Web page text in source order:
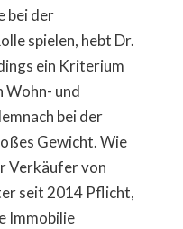
bei der
spielen, hebt Dr.
ein Kriterium
Wohn- und
bei der
Gewicht. Wie
Verkäufer von
seit 2014 Pflicht,
Immobilie